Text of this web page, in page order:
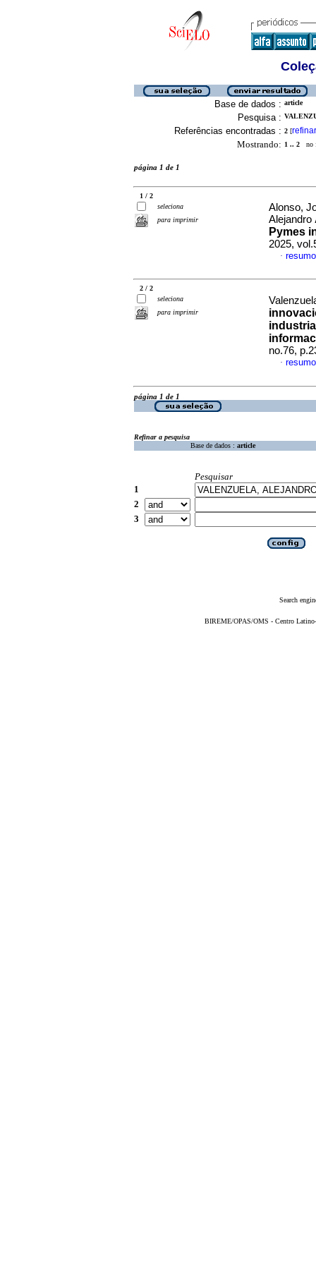
Base de dados : article
Pesquisa :
Referências encontradas : 2 [refinar
Mostrando: 1 .. 2 no
página 1 de 1
1 / 2
seleciona
para imprimir
Alonso,
Alejandro
Pymes
2025,
·
2 / 2
seleciona
para imprimir
no.76,
·
página 1 de 1
Refinar a pesquisa
Base de dados : article
Pesquisar
1
2
3
Search
BIREME/OPAS/OMS - Centro Latino-